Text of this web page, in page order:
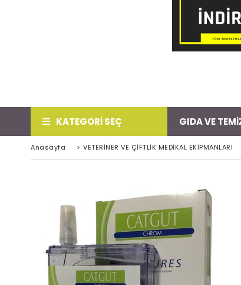
KATEGORİ SEÇ GIDA VE
Anasayfa > VETERİNER VE ÇİFTLİK MEDİKAL EKİPMANLARI